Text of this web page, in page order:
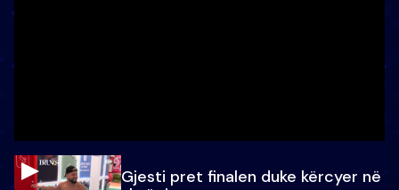
Gjesti pret finalen duke kërcyer në